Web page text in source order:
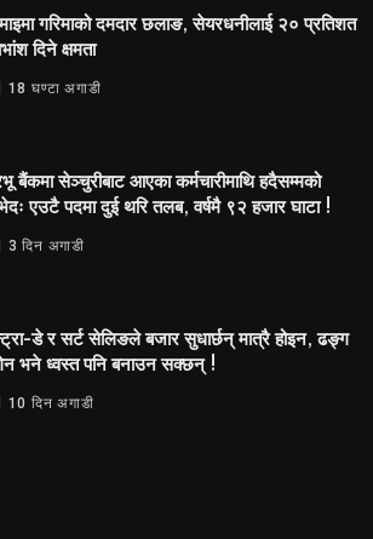
गरिमाको दमदार छलाङ, सेयरधनीलाई २० प्रतिशत
दिने क्षमता
18 घण्टा अगाडी
बैंकमा सेञ्चुरीबाट आएका कर्मचारीमाथि हदैसम्मको
एउटै पदमा दुई थरि तलब, वर्षमै ९२ हजार घाटा !
3 दिन अगाडी
डे र सर्ट सेलिङले बजार सुधार्छन् मात्रै होइन, ढङ्ग
भने ध्वस्त पनि बनाउन सक्छन् !
10 दिन अगाडी